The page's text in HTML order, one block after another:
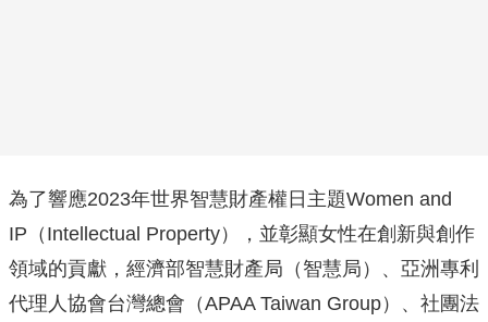
為了響應2023年世界智慧財產權日主題Women and
IP（Intellectual Property），並彰顯女性在創新與創作
領域的貢獻，經濟部智慧財產局（智慧局）、亞洲專利
代理人協會台灣總會（APAA Taiwan Group）、社團法